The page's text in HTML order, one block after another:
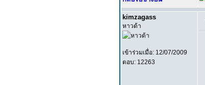
kimzagass
หาวด้า
เข้าร่วมเมื่อ: 12/07/2009
ตอบ: 12263